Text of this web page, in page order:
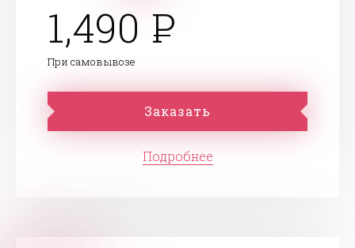
1,490
При самовывозе
Заказать
Подробнее